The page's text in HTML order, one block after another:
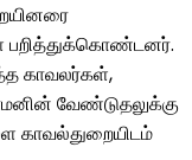
பறித்துக்கொண்டனர்.
காவலர்கள்,
வேண்டுதலுக்கு
காவல்துறையிடம்